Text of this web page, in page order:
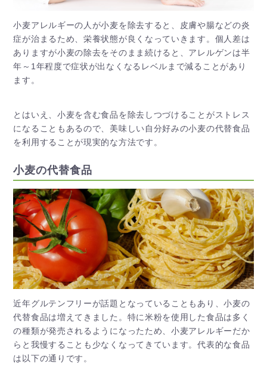
小麦アレルギーの人が小麦を除去すると、皮膚や腸などの炎
症が治まるため、栄養状態が良くなっていきます。個人差は
ありますが小麦の除去をそのまま続けると、アレルゲンは半
年～1年程度で症状が出なくなるレベルまで減ることがあり
ます。
とはいえ、小麦を含む食品を除去しつづけることがストレス
になることもあるので、美味しい自分好みの小麦の代替食品
を利用することが現実的な方法です。
小麦の代替食品
近年グルテンフリーが話題となっていることもあり、小麦の
代替食品は増えてきました。特に米粉を使用した食品は多く
の種類が発売されるようになったため、小麦アレルギーだか
らと我慢することも少なくなってきています。代表的な食品
は以下の通りです。